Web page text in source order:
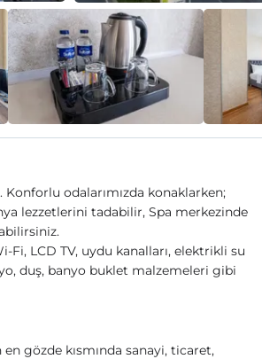
odalarımızda konaklarken;
lezzetlerini tadabilir, Spa merkezinde
Fi, LCD TV, uydu kanalları, elektrikli su
duş, banyo buklet malzemeleri gibi
gözde kısmında sanayi, ticaret,